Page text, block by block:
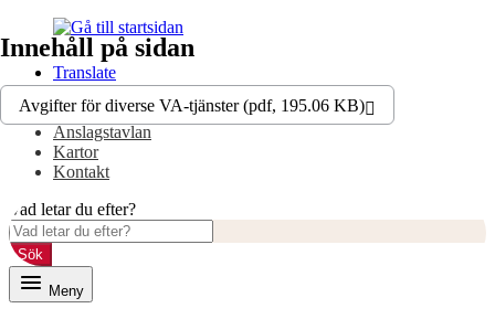
till
innehåll
till
huvudmeny
Translate
E-tjänster
Anslagstavlan
Kartor
Kontakt
Vad letar du efter?
Sök
Meny
Innehåll på sidan
Avgifter för diverse VA-tjänster (pdf, 195.06 KB)